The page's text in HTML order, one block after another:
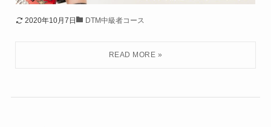
2020年10月7日 DTM中級者コース